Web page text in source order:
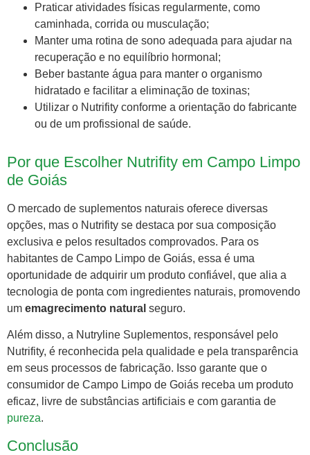
Praticar atividades físicas regularmente, como
caminhada, corrida ou musculação;
Manter uma rotina de sono adequada para ajudar na
recuperação e no equilíbrio hormonal;
Beber bastante água para manter o organismo
hidratado e facilitar a eliminação de toxinas;
Utilizar o Nutrifity conforme a orientação do fabricante
ou de um profissional de saúde.
Por que Escolher Nutrifity em Campo Limpo
de Goiás
O mercado de suplementos naturais oferece diversas
opções, mas o Nutrifity se destaca por sua composição
exclusiva e pelos resultados comprovados. Para os
habitantes de Campo Limpo de Goiás, essa é uma
oportunidade de adquirir um produto confiável, que alia a
tecnologia de ponta com ingredientes naturais, promovendo
um emagrecimento natural seguro.
Além disso, a Nutryline Suplementos, responsável pelo
Nutrifity, é reconhecida pela qualidade e pela transparência
em seus processos de fabricação. Isso garante que o
consumidor de Campo Limpo de Goiás receba um produto
eficaz, livre de substâncias artificiais e com garantia de
pureza.
Conclusão